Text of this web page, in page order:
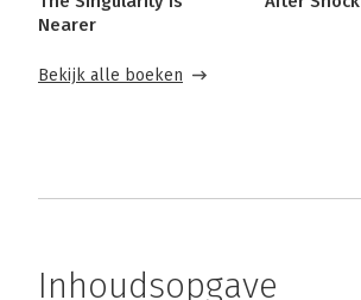
Nearer
Bekijk alle boeken
Inhoudsopgave